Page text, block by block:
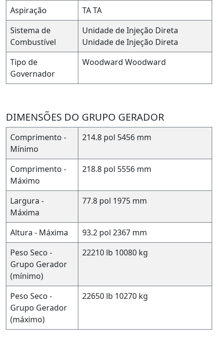
Aspiração TATA
Sistema de
Combustível
Unidade de Injeção Direta
Unidade de Injeção Direta
Tipo de
Governador
Woodward Woodward
DIMENSÕES DO GRUPO GERADOR
Comprimento -
Mínimo
214.8 pol 5456 mm
Comprimento -
Máximo
218.8 pol 5556 mm
Largura -
Máxima
77.8 pol 1975 mm
Altura - Máxima 93.2 pol 2367 mm
Peso Seco -
Grupo Gerador
(mínimo)
22210 lb 10080 kg
Peso Seco -
Grupo Gerador
(máximo)
22650 lb 10270 kg